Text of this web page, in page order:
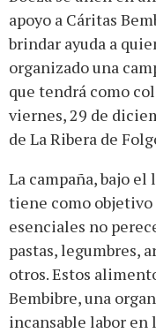
apoyo a Cáritas
brindar ayuda a
organizado una
que tendrá como
viernes, 29 de
de La Ribera de
La campaña, bajo el
tiene como
esenciales no
pastas, legumbres,
otros. Estos
Bembibre, una
incansable labor en